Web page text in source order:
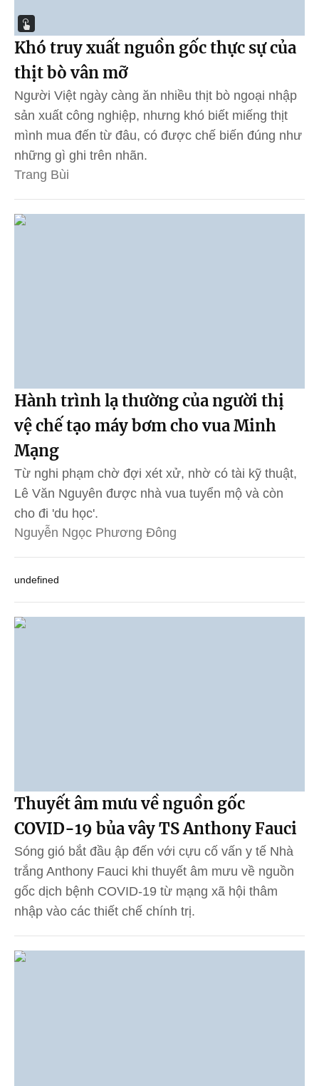
Khó truy xuất nguồn gốc thực sự của
thịt bò vân mỡ
Người Việt ngày càng ăn nhiều thịt bò ngoại nhập
sản xuất công nghiệp, nhưng khó biết miếng thịt
mình mua đến từ đâu, có được chế biến đúng như
những gì ghi trên nhãn.
Trang Bùi
Hành trình lạ thường của người thị
vệ chế tạo máy bơm cho vua Minh
Mạng
Từ nghi phạm chờ đợi xét xử, nhờ có tài kỹ thuật,
Lê Văn Nguyên được nhà vua tuyển mộ và còn
cho đi 'du học'.
Nguyễn Ngọc Phương Đông
undefined
Thuyết âm mưu về nguồn gốc
COVID-19 bủa vây TS Anthony Fauci
Sóng gió bắt đầu ập đến với cựu cố vấn y tế Nhà
trắng Anthony Fauci khi thuyết âm mưu về nguồn
gốc dịch bệnh COVID-19 từ mạng xã hội thâm
nhập vào các thiết chế chính trị.